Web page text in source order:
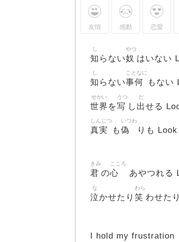
友情 感動 恋愛
知
し
らない奴
やつ
はいない
知
し
らない事何
ことなに
もない
世界
せかい
を写
うつ
し 出
だ
せる
真実
しんじつ
も偽
いつわ
りも
君
きみ
の心
こころ
あやつれる
泣
な
かせたり 笑
わら
わせた
I hold my frustration